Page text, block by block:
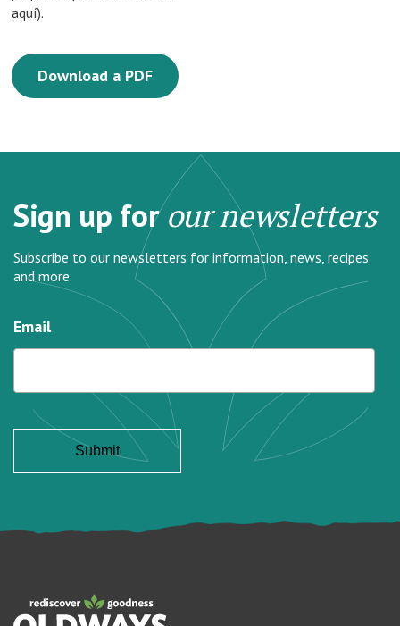
aquí).
Download a PDF
Sign up forour newsletters
Subscribe to our newsletters for information, news, recipes
and more.
Email